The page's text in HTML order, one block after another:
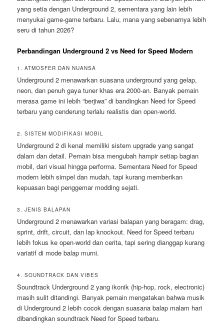
yang setia dengan Underground 2, sementara yang lain lebih
menyukai game-game terbaru. Lalu, mana yang sebenarnya lebih
seru di tahun 2026?
Perbandingan Underground 2 vs Need for Speed Modern
1. ATMOSFER DAN NUANSA
Underground 2 menawarkan suasana underground yang gelap,
neon, dan penuh gaya tuner khas era 2000-an. Banyak pemain
merasa game ini lebih “berjiwa” di bandingkan Need for Speed
terbaru yang cenderung terlalu realistis dan open-world.
2. SISTEM MODIFIKASI MOBIL
Underground 2 di kenal memiliki sistem upgrade yang sangat
dalam dan detail. Pemain bisa mengubah hampir setiap bagian
mobil, dari visual hingga performa. Sementara Need for Speed
modern lebih simpel dan mudah, tapi kurang memberikan
kepuasan bagi penggemar modding sejati.
3. JENIS BALAPAN
Underground 2 menawarkan variasi balapan yang beragam: drag,
sprint, drift, circuit, dan lap knockout. Need for Speed terbaru
lebih fokus ke open-world dan cerita, tapi sering dianggap kurang
variatif di mode balap murni.
4. SOUNDTRACK DAN VIBES
Soundtrack Underground 2 yang ikonik (hip-hop, rock, electronic)
masih sulit ditandingi. Banyak pemain mengatakan bahwa musik
di Underground 2 lebih cocok dengan suasana balap malam hari
dibandingkan soundtrack Need for Speed terbaru.